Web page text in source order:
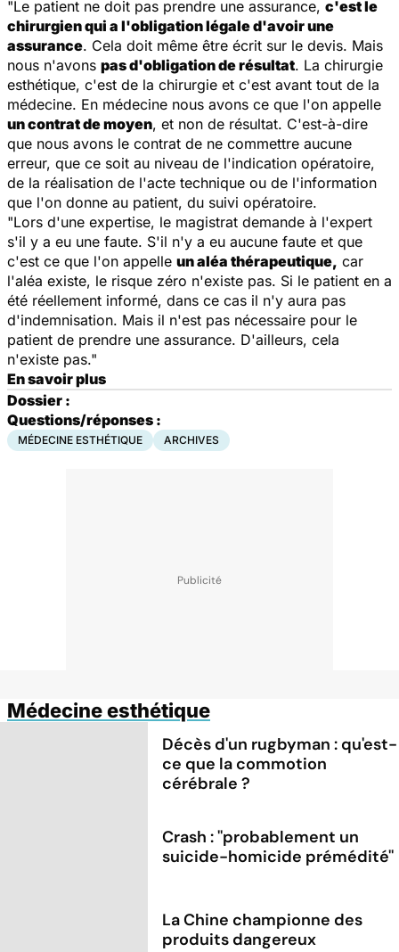
"Le patient ne doit pas prendre une assurance, c'est le
chirurgien qui a l'obligation légale d'avoir une
assurance. Cela doit même être écrit sur le devis. Mais
nous n'avons pas d'obligation de résultat. La chirurgie
esthétique, c'est de la chirurgie et c'est avant tout de la
médecine. En médecine nous avons ce que l'on appelle
un contrat de moyen, et non de résultat. C'est-à-dire
que nous avons le contrat de ne commettre aucune
erreur, que ce soit au niveau de l'indication opératoire,
de la réalisation de l'acte technique ou de l'information
que l'on donne au patient, du suivi opératoire.
"Lors d'une expertise, le magistrat demande à l'expert
s'il y a eu une faute. S'il n'y a eu aucune faute et que
c'est ce que l'on appelle un aléa thérapeutique, car
l'aléa existe, le risque zéro n'existe pas. Si le patient en a
été réellement informé, dans ce cas il n'y aura pas
d'indemnisation. Mais il n'est pas nécessaire pour le
patient de prendre une assurance. D'ailleurs, cela
n'existe pas."
En savoir plus
Dossier :
Questions/réponses :
MÉDECINE ESTHÉTIQUE ARCHIVES
Médecine esthétique
Décès d'un rugbyman : qu'est-
ce que la commotion
cérébrale ?
Crash : ''probablement un
suicide-homicide prémédité''
La Chine championne des
produits dangereux